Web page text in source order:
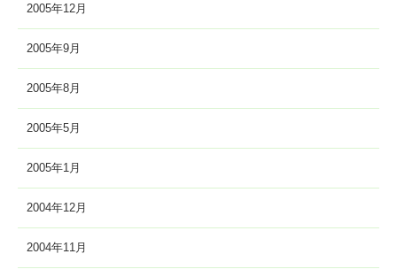
2005年12月
2005年9月
2005年8月
2005年5月
2005年1月
2004年12月
2004年11月